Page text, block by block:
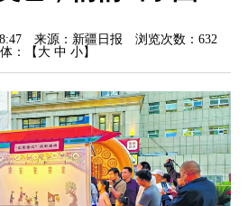
来源：新疆日报 浏览次数： 632
：【 大 中 小】